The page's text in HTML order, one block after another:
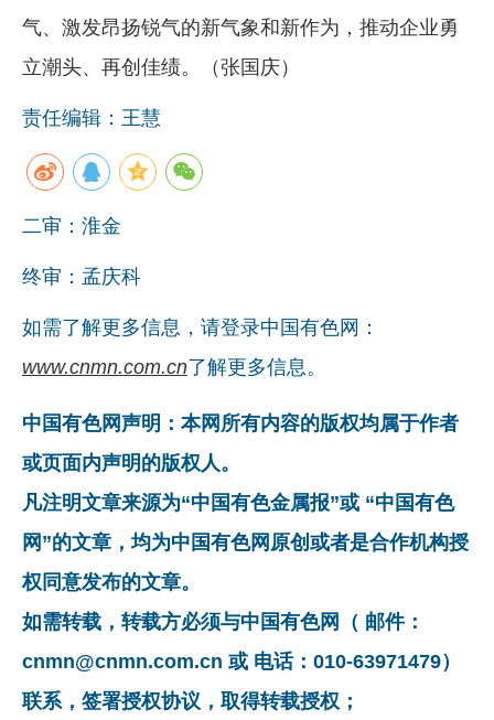
气、激发昂扬锐气的新气象和新作为，推动企业勇
立潮头、再创佳绩。（张国庆）
责任编辑：王慧
二审：淮金
终审：孟庆科
如需了解更多信息，请登录中国有色网：
www.cnmn.com.cn了解更多信息。
中国有色网声明：本网所有内容的版权均属于作者
或页面内声明的版权人。
凡注明文章来源为“中国有色金属报”或 “中国有色
网”的文章，均为中国有色网原创或者是合作机构授
权同意发布的文章。
如需转载，转载方必须与中国有色网（ 邮件：
cnmn@cnmn.com.cn 或 电话：010-63971479）
联系，签署授权协议，取得转载授权；